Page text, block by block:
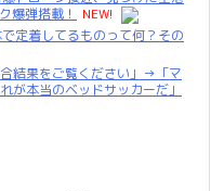
爆弾搭載！
NEW!
定着してるものって何？その
結果をご覧ください」→「マ
が本当のベッドサッカーだ」